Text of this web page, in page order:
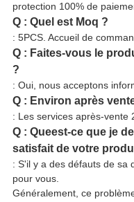
protection 100% de
Q : Quel est Moq ?
: 5PCS. Accueil de
Q : Faites-vous le
?
: Oui, nous acceptons
Q : Environ après
: Les services après-vente
Q : Queest-ce que je
satisfait de votre
: S'il y a des défauts de sa
pour vous.
Généralement, ce